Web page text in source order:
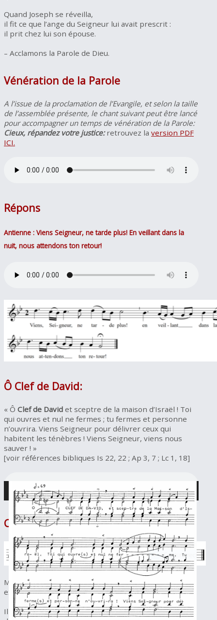
Quand Joseph se réveilla,
il fit ce que l’ange du Seigneur lui avait prescrit :
il prit chez lui son épouse.
– Acclamons la Parole de Dieu.
Vénération de la Parole
A l’issue de la proclamation de l’Evangile, et selon la taille
de l’assemblée présente, le chant suivant peut être lancé
pour accompagner un temps de vénération de la Parole:
Cieux, répandez votre justice:retrouvez la version PDF
ICI.
Répons
Antienne : Viens Seigneur, ne tarde plus! En veillant dans la
nuit, nous attendons ton retour!
Ô Clef de David:
« Ô Clef de David et sceptre de la maison d’Israël ! Toi
qui ouvres et nul ne fermes ; tu fermes et personne
n’ouvrira. Viens Seigneur pour délivrer ceux qui
habitent les ténèbres ! Viens Seigneur, viens nous
sauver ! »
[voir références bibliques Is 22, 22 ; Ap 3, 7 ; Lc 1, 18]
Cantique de Marie
Mon âme exalte le Seigneur,
exulte mon esprit en Dieu, mon Sauveur !
Il s’est penché sur son humble servante ;